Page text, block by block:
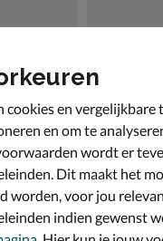
Geox
van €
94,99 v.a.62,
cookies en
en om te
wordt er
Dit maakt het
worden, voor jou
indien gewenst